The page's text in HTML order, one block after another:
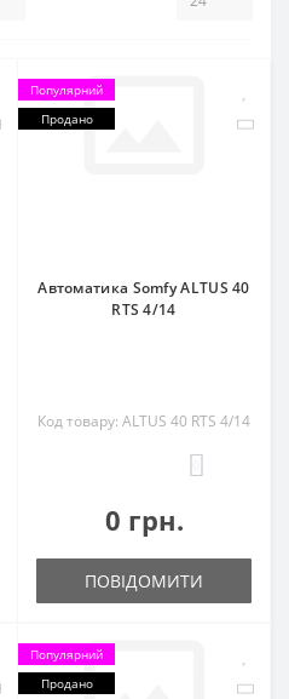
Популярний
Продано
Автоматика Somfy ALTUS 40
RTS 4/14
Код товару: ALTUS 40 RTS 4/14
0 грн.
ПОВІДОМИТИ
Популярний
Продано